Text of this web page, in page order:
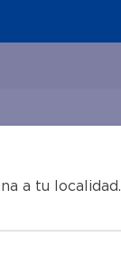
a tu localidad.